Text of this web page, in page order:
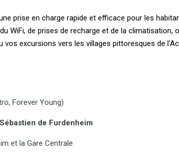
prise en charge rapide et efficace pour les
WiFi, de prises de recharge et de la
excursions vers les villages pittoresques de
Forever Young)
de Furdenheim
et la Gare Centrale